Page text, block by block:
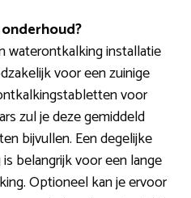
waterontkalking installatie
voor een zuinige
voor
zul je deze gemiddeld
bijvullen. Een degelijke
belangrijk voor een lange
Optioneel kan je ervoor